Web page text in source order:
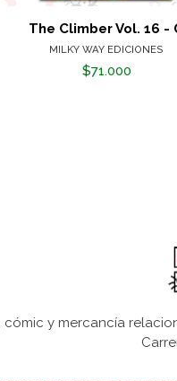
The Climber Vol. 16 -
MILKY WAY EDICIONES
$71.000
y mercancía